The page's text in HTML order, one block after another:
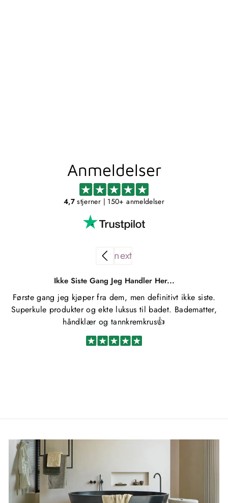
Anmeldelser
4,7stjerner | 150+ anmeldelser
Ikke Siste Gang Jeg Handler Her...
Første gang jeg kjøper fra dem, men definitivt ikke siste.
Superkule produkter og ekte luksus til badet. Badematter,
håndklær og tannkremkrus👍